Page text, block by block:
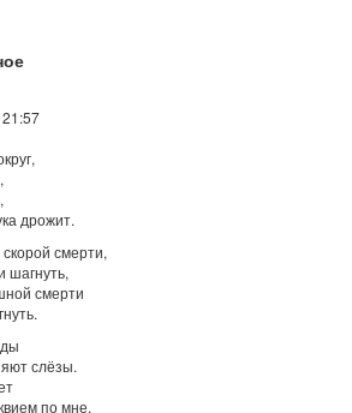
дрожит.
смерти,
шагнуть,
смерти
слёзы.
по мне.